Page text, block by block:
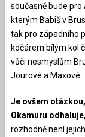
současně bude
kterým Babiš v
tak pro západního
kočárem bílým kol
vůči nesmyslům
Jourové a Maxové…
Je ovšem
Okamuru
rozhodně není